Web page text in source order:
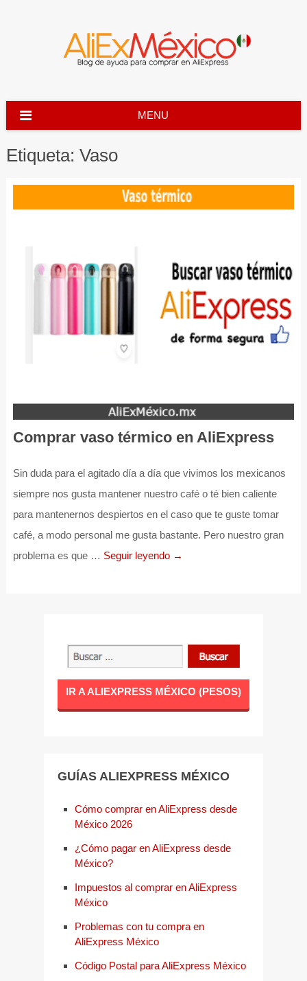
MENU
Etiqueta: Vaso
Comprar vaso térmico en AliExpress
Sin duda para el agitado día a día que vivimos los mexicanos
siempre nos gusta mantener nuestro café o té bien caliente
para mantenernos despiertos en el caso que te guste tomar
café, a modo personal me gusta bastante. Pero nuestro gran
problema es que … Seguir leyendo →
IR A ALIEXPRESS MÉXICO (PESOS)
GUÍAS ALIEXPRESS MÉXICO
Cómo comprar en AliExpress desde
México 2026
¿Cómo pagar en AliExpress desde
México?
Impuestos al comprar en AliExpress
México
Problemas con tu compra en
AliExpress México
Código Postal para AliExpress México